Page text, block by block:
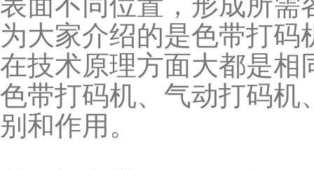
为大家介绍的是色带打
在技术原理方面大都是相
色带打码机、气动打码机
别和作用。